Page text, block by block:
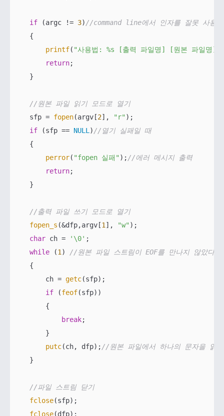
if (argc != 3) //command line에서 인자를 잘못 사용
    {
printf( "사용법: %s [출력 파일명] [원본 파일명]"
return;
    }
//원본 파일 읽기 모드로 열기
    sfp =
fopen(argv[2], "r" );
if (sfp == NULL ) //열기 실패일 때
    {
perror( "fopen 실패" ); //에러 메시지 출력
return;
    }
//출력 파일 쓰기 모드로 열기
fopen_s (&dfp,argv[1 ], "w" );
char ch = '\0' ;
while (1 )
//원본 파일 스트림이 EOF를 만나지 않았다면
    {
        ch =
getc(sfp);
if (feof(sfp))
        {
break;
        }
putc(ch, dfp); //원본 파일에서 하나의 문자을 읽
    }
//파일 스트림 닫기
fclose(sfp);
fclose(dfp);